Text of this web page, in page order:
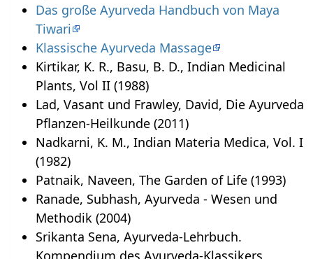
Das große Ayurveda Handbuch von Maya
Tiwari
Klassische Ayurveda Massage
Kirtikar, K. R., Basu, B. D., Indian Medicinal
Plants, Vol II (1988)
Lad, Vasant und Frawley, David, Die Ayurveda
Pflanzen-Heilkunde (2011)
Nadkarni, K. M., Indian Materia Medica, Vol. I
(1982)
Patnaik, Naveen, The Garden of Life (1993)
Ranade, Subhash, Ayurveda - Wesen und
Methodik (2004)
Srikanta Sena, Ayurveda-Lehrbuch.
Kompendium des Ayurveda-Klassikers